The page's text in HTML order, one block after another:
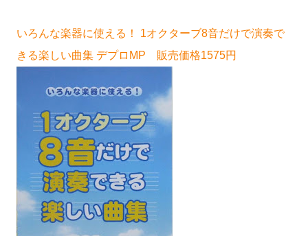
いろんな楽器に使える！ 1オクターブ8音だけで演奏で
きる楽しい曲集 デプロMP 販売価格1575円